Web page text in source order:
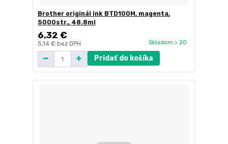
Brother originál ink BTD100M, magenta,
5000str., 48.8ml
6,32 €
5,14 € bez DPH Skladom > 20
Pridať do košíka